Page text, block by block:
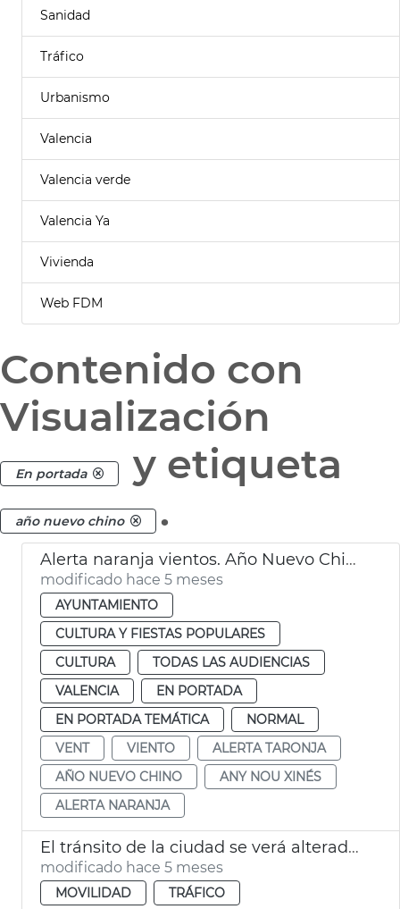
Sanidad
Tráfico
Urbanismo
Valencia
Valencia verde
Valencia Ya
Vivienda
Web FDM
Contenido con
Visualización
En portada y etiqueta
año nuevo chino .
Alerta naranja vientos. Año Nuevo Chino València
modificado hace 5 meses
AYUNTAMIENTO
CULTURA Y FIESTAS POPULARES
CULTURA
TODAS LAS AUDIENCIAS
VALENCIA
EN PORTADA
EN PORTADA TEMÁTICA
NORMAL
VENT
VIENTO
ALERTA TARONJA
AÑO NUEVO CHINO
ANY NOU XINÉS
ALERTA NARANJA
El tránsito de la ciudad se verá alterado el sábado 14
modificado hace 5 meses
MOVILIDAD TRÁFICO